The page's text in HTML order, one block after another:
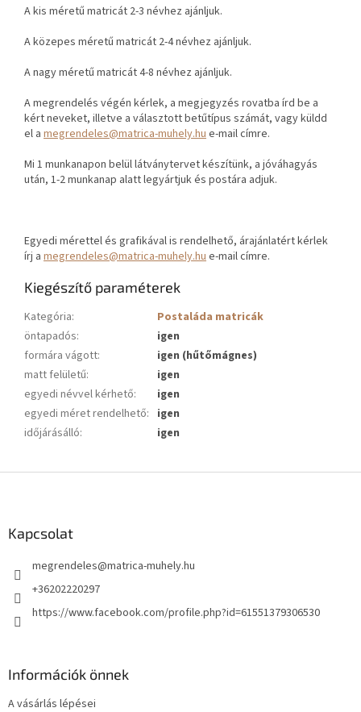
A kis méretű matricát 2-3 névhez ajánljuk.
A közepes méretű matricát 2-4 névhez ajánljuk.
A nagy méretű matricát 4-8 névhez ajánljuk.
A megrendelés végén kérlek, a megjegyzés rovatba írd be a
kért neveket, illetve a választott betűtípus számát, vagy küldd
el a megrendeles@matrica-muhely.hue-mail címre.
Mi 1 munkanapon belül látványtervet készítünk, a jóváhagyás
után, 1-2 munkanap alatt legyártjuk és postára adjuk.
Egyedi mérettel és grafikával is rendelhető, árajánlatért kérlek
írj a megrendeles@matrica-muhely.hue-mail címre.
Kiegészítő paraméterek
Kategória:
Postaláda matricák
öntapadós:
igen
formára vágott:
igen (hűtőmágnes)
matt felületű:
igen
egyedi névvel kérhető:
igen
egyedi méret rendelhető: igen
időjárásálló: igen
Kapcsolat
megrendeles@matrica-muhely.hu
+36202220297
https://www.facebook.com/profile.php?id=61551379306530
Információk önnek
A vásárlás lépései